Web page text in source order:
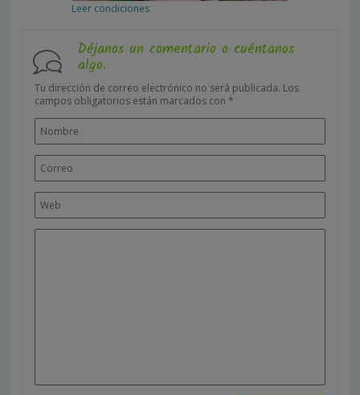
Leer condiciones
Déjanos un comentario o cuéntanos
algo.
Tu dirección de correo electrónico no será publicada. Los
campos obligatorios están marcados con *